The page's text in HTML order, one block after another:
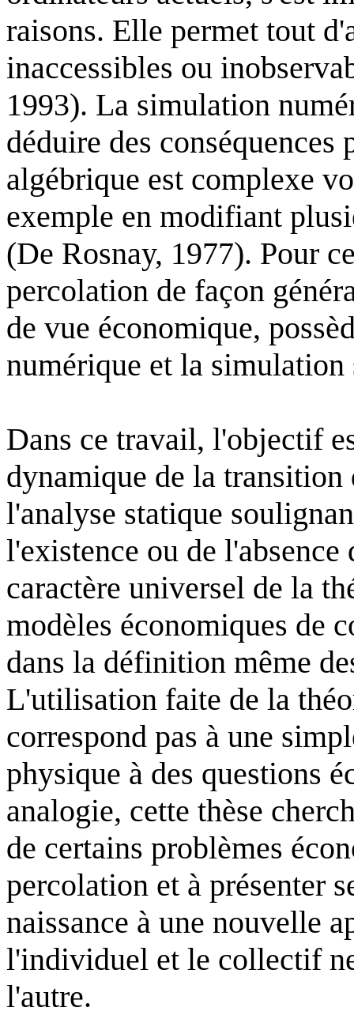
raisons. Elle permet tout
inaccessibles ou
1993). La simulation
déduire des
algébrique est complexe
exemple en modifiant
(De Rosnay, 1977). Pour
percolation de façon
de vue économique,
numérique et la simulation
Dans ce travail, l'objectif
dynamique de la transition
l'analyse statique
l'existence ou de
caractère universel de la
modèles économiques de
dans la définition même
L'utilisation faite de la
correspond pas à une
physique à des questions
analogie, cette thèse
de certains problèmes
percolation et à présenter
naissance à une nouvelle
l'individuel et le collectif
l'autre.